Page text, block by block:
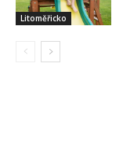
Litoměřicko